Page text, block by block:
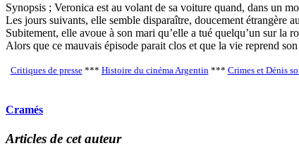
Synopsis ; Veronica est au volant de sa voiture quand, dans un
Les jours suivants, elle semble disparaître, doucement étrangère
Subitement, elle avoue à son mari qu’elle a tué quelqu’un sur la
Alors que ce mauvais épisode parait clos et que la vie reprend
Critiques de presse*** Histoire du cinéma Argentin *** Crimes et Dénis
Cramés
Articles de cet auteur